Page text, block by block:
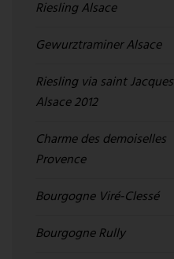
Riesling Alsace
Gewurztraminer Alsace
Riesling via saint Jacques
Alsace 2012
Charme des demoiselles
Provence
Bourgogne Viré-Clessé
Bourgogne Rully